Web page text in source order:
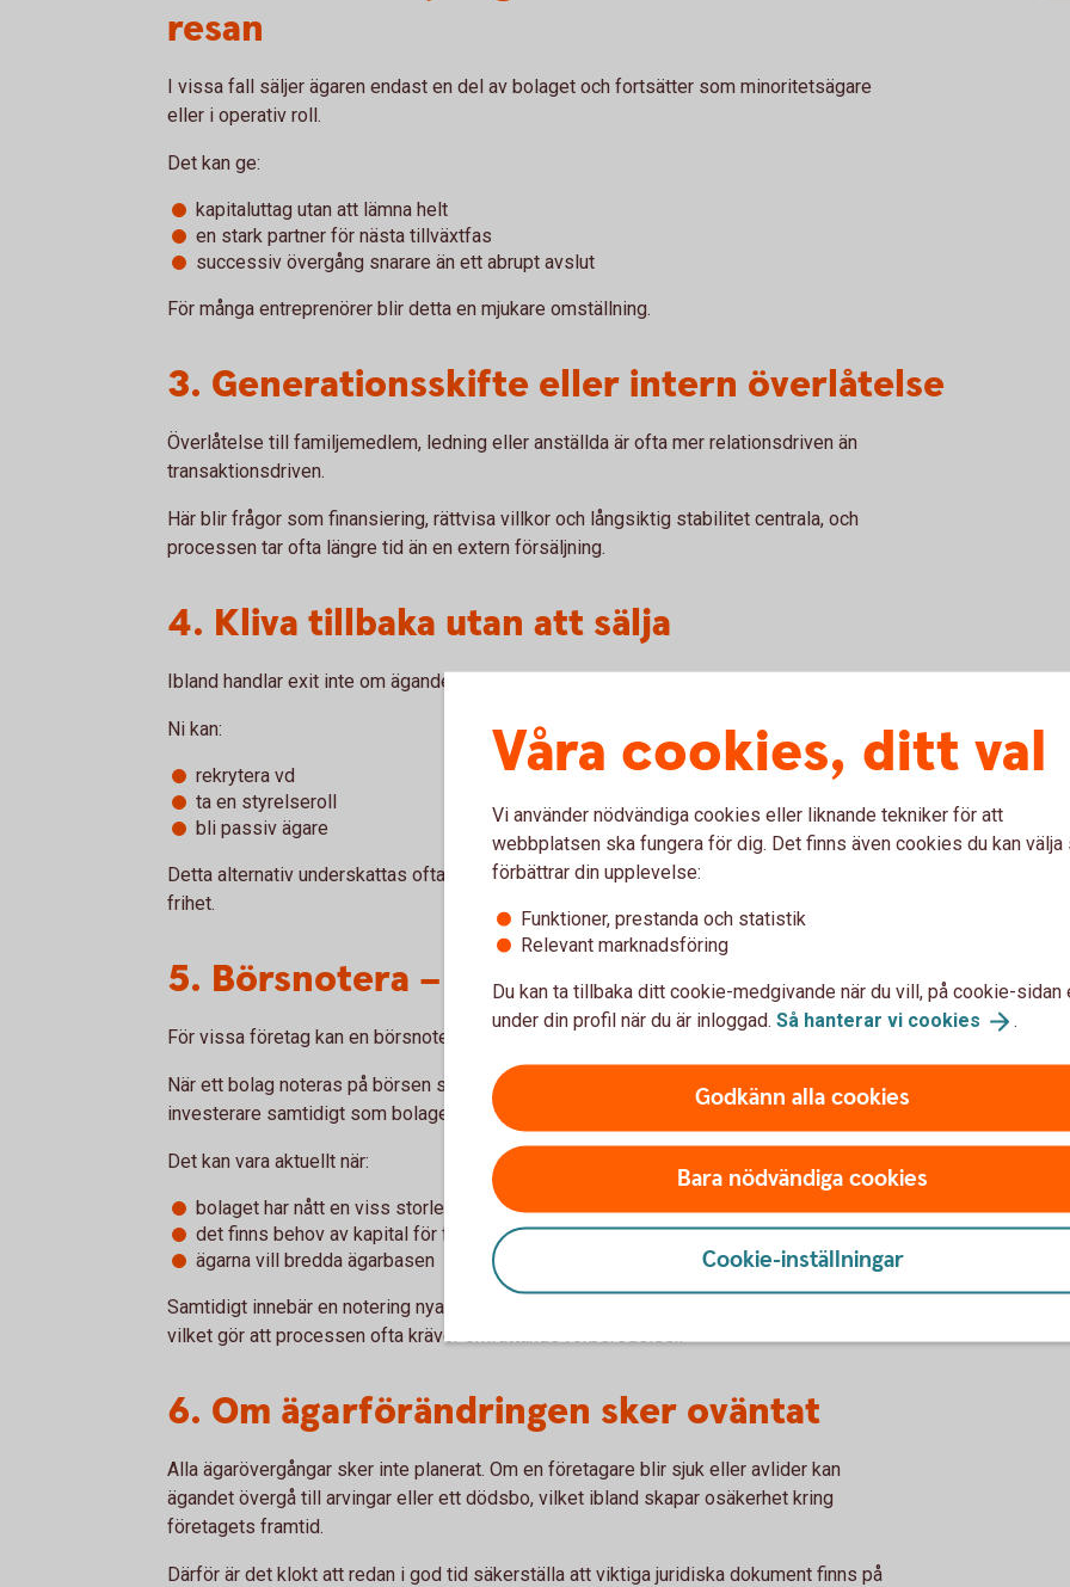
resan
I vissa fall säljer ägaren endast en del av bolaget och fortsätter som minoritetsägare
eller i operativ roll.
Det kan ge:
kapitaluttag utan att lämna helt
en stark partner för nästa tillväxtfas
successiv övergång snarare än ett abrupt avslut
För många entreprenörer blir detta en mjukare omställning.
3. Generationsskifte eller intern överlåtelse
Överlåtelse till familjemedlem, ledning eller anställda är ofta mer relationsdriven än
transaktionsdriven.
Här blir frågor som finansiering, rättvisa villkor och långsiktig stabilitet centrala, och
processen tar ofta längre tid än en extern försäljning.
4. Kliva tillbaka utan att sälja
Ibland handlar exit inte om ägande alls, utan om rollen.
Ni kan:
rekrytera vd
ta en styrelseroll
bli passiv ägare
Detta alternativ underskattas ofta, trots att det kan ge både kontinuitet och personlig
frihet.
5. Börsnotera – öppna bolaget för fler ägare
För vissa företag kan en börsnotering vara ett sätt att stegvis lämna ägandet.
När ett bolag noteras på börsen säljer grundarna ofta en del av sina aktier till nya
investerare samtidigt som bolaget får tillgång till kapital för fortsatt utveckling.
Det kan vara aktuellt när:
bolaget har nått en viss storlek och mognad
det finns behov av kapital för fortsatt tillväxt
ägarna vill bredda ägarbasen
Samtidigt innebär en notering nya krav på rapportering, transparens och bolagsstyrning,
vilket gör att processen ofta kräver omfattande förberedelser.
6. Om ägarförändringen sker oväntat
Alla ägarövergångar sker inte planerat. Om en företagare blir sjuk eller avlider kan
ägandet övergå till arvingar eller ett dödsbo, vilket ibland skapar osäkerhet kring
företagets framtid.
Därför är det klokt att redan i god tid säkerställa att viktiga juridiska dokument finns på
Våra cookies, ditt val
Vi använder nödvändiga cookies eller liknande tekniker för att
webbplatsen ska fungera för dig. Det finns även cookies du kan välja
förbättrar din upplevelse:
Funktioner, prestanda och statistik
Relevant marknadsföring
Du kan ta tillbaka ditt cookie-medgivande när du vill, på cookie-sidan
under din profil när du är inloggad. Så hanterar vi cookies .
Godkänn alla cookies
Bara nödvändiga cookies
Cookie-inställningar